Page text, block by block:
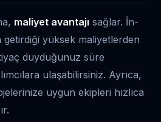
maliyet avantajı sağlar. İn-
getirdiği yüksek maliyetlerden
duyduğunuz süre
ulaşabilirsiniz. Ayrıca,
uygun ekipleri hızlıca